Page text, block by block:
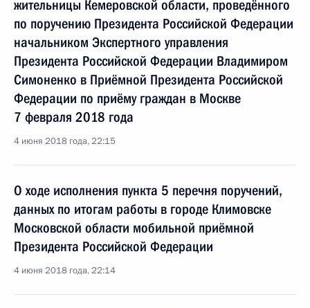
жительницы Кемеровской области, проведённого
по поручению Президента Российской Федерации
начальником Экспертного управления
Президента Российской Федерации Владимиром
Симоненко в Приёмной Президента Российской
Федерации по приёму граждан в Москве
7 февраля 2018 года
4 июня 2018 года, 22:15
О ходе исполнения пункта 5 перечня поручений,
данных по итогам работы в городе Климовске
Московской области мобильной приёмной
Президента Российской Федерации
4 июня 2018 года, 22:14